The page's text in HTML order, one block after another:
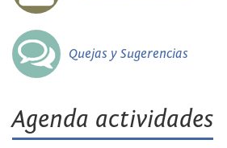
Quejas y Sugerencias
Agenda actividades